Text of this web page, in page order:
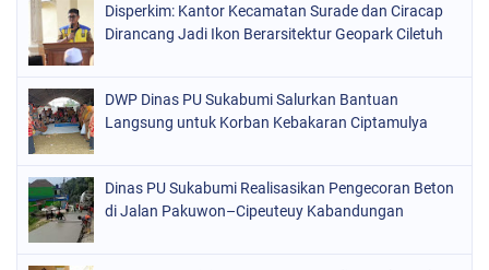
Disperkim: Kantor Kecamatan Surade dan Ciracap
Dirancang Jadi Ikon Berarsitektur Geopark Ciletuh
DWP Dinas PU Sukabumi Salurkan Bantuan
Langsung untuk Korban Kebakaran Ciptamulya
Dinas PU Sukabumi Realisasikan Pengecoran Beton
di Jalan Pakuwon–Cipeuteuy Kabandungan